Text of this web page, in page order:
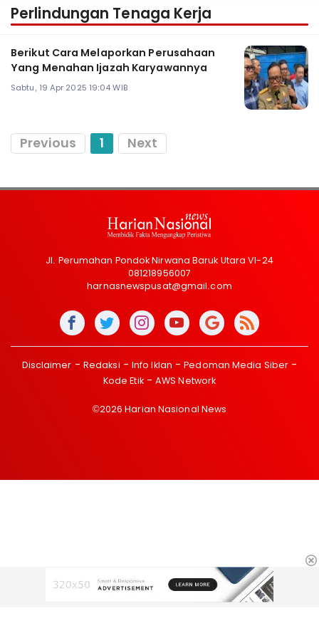
Perlindungan Tenaga Kerja
Berikut Cara Melaporkan Perusahaan
Yang Menahan Ijazah Karyawannya
Sabtu, 19 Apr 2025 19:04 WIB
Previous 1 Next
Jl. Perumahan Pondok Nirwana Baruk Utara VI-24
081218956007
harnasnewspusat@gmail.com
Disclaimer Redaksi Info Iklan
Pedoman Media Siber
Kode Etik
AWS Network
©2026 Harian Nasional News